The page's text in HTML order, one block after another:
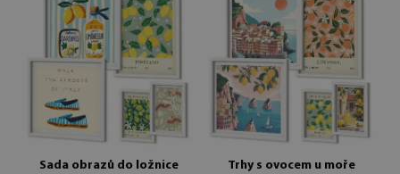
Sada obrazů do ložnice
Trhy s ovocem u moře